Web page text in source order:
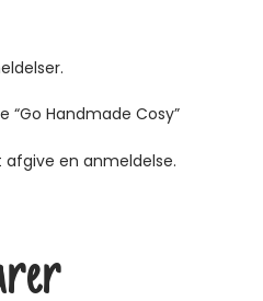
Handmade Cosy”
afgive en anmeldelse.